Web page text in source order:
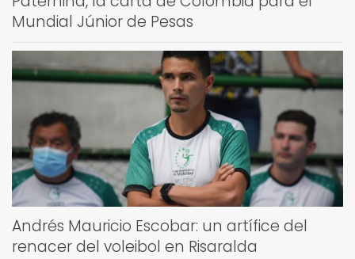
Mundial Júnior de Pesas
Andrés Mauricio Escobar: un artífice del
renacer del voleibol en Risaralda